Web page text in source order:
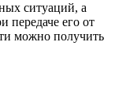
ситуаций, а
передаче его от
можно получить